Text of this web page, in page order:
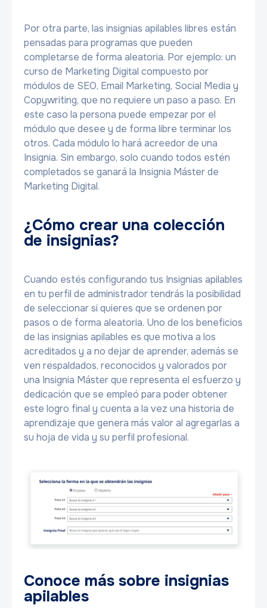
Por otra parte, las insignias apilables libres están
pensadas para programas que pueden
completarse de forma aleatoria. Por ejemplo: un
curso de Marketing Digital compuesto por
módulos de SEO, Email Marketing, Social Media y
Copywriting, que no requiere un paso a paso. En
este caso la persona puede empezar por el
módulo que desee y de forma libre terminar los
otros. Cada módulo lo hará acreedor de una
Insignia. Sin embargo, solo cuando todos estén
completados se ganará la Insignia Máster de
Marketing Digital.
¿Cómo crear una colección
de insignias?
Cuando estés configurando tus Insignias apilables
en tu perfil de administrador tendrás la posibilidad
de seleccionar si quieres que se ordenen por
pasos o de forma aleatoria. Uno de los beneficios
de las insignias apilables es que motiva a los
acreditados y a no dejar de aprender, además se
ven respaldados, reconocidos y valorados por
una Insignia Máster que representa el esfuerzo y
dedicación que se empleó para poder obtener
este logro final y cuenta a la vez una historia de
aprendizaje que genera más valor al agregarlas a
su hoja de vida y su perfil profesional.
Conoce más sobre insignias
apilables